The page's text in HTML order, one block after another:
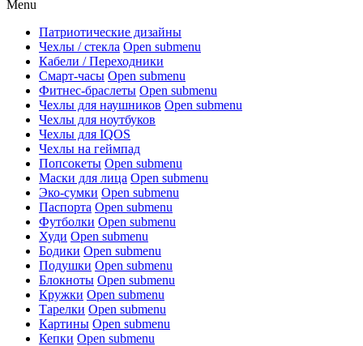
Menu
Патриотические дизайны
Чехлы / стекла Open submenu
Кабели / Переходники
Смарт-часы Open submenu
Фитнес-браслеты Open submenu
Чехлы для наушников Open submenu
Чехлы для ноутбуков
Чехлы для IQOS
Чехлы на геймпад
Попсокеты Open submenu
Маски для лица Open submenu
Эко-сумки Open submenu
Паспорта Open submenu
Футболки Open submenu
Худи Open submenu
Бодики Open submenu
Подушки Open submenu
Блокноты Open submenu
Кружки Open submenu
Тарелки Open submenu
Картины Open submenu
Кепки Open submenu